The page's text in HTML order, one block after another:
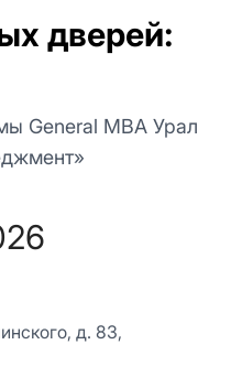
дверей:
General MBA Урал
д. 83,